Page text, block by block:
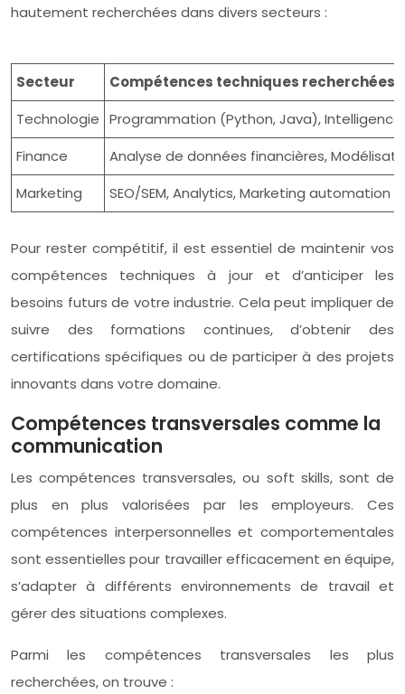
hautement recherchées dans divers secteurs :
Secteur
Compétences techniques recherchées
Technologie Programmation (Python, Java),
Finance
Analyse de données financières,
Marketing
SEO/SEM, Analytics, Marketing automation
Pour rester compétitif, il est essentiel de maintenir vos
compétences techniques à jour et d’anticiper les
besoins futurs de votre industrie. Cela peut impliquer de
suivre des formations continues, d’obtenir des
certifications spécifiques ou de participer à des projets
innovants dans votre domaine.
Compétences transversales comme la
communication
Les compétences transversales, ou soft skills, sont de
plus en plus valorisées par les employeurs. Ces
compétences interpersonnelles et comportementales
sont essentielles pour travailler efficacement en équipe,
s’adapter à différents environnements de travail et
gérer des situations complexes.
Parmi les compétences transversales les plus
recherchées, on trouve :